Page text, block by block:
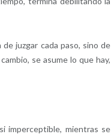
juzgar cada paso, sino de
cambio, se asume lo que hay,
imperceptible, mientras se